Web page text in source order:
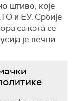
штиво, које
и ЕУ. Србије
са кога се
је вечни